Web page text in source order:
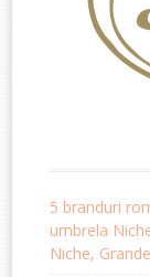
5 branduri
umbrela
Niche,